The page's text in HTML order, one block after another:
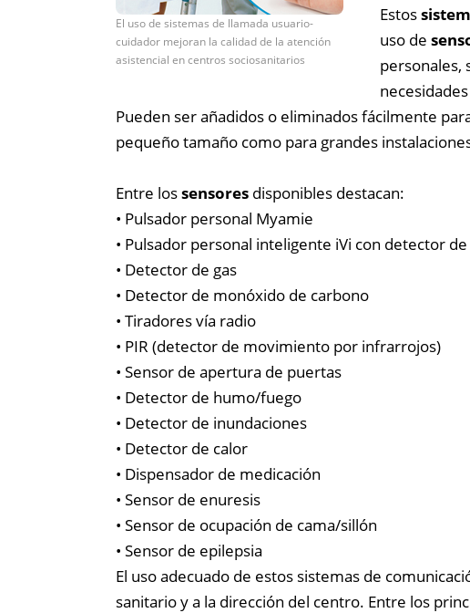
El uso de sistemas de llamada usuario-
cuidador mejoran la calidad de la atención
asistencial en centros sociosanitarios
Estos
uso de
personales,
Pueden ser añadidos o eliminados fácilmente
pequeño tamaño como para grandes
Entre lossensores disponibles destacan:
• Pulsador personal Myamie
• Pulsador personal inteligente iVi con detector de
• Detector de gas
• Detector de monóxido de carbono
• Tiradores vía radio
• PIR (detector de movimiento por infrarrojos)
• Sensor de apertura de puertas
• Detector de humo/fuego
• Detector de inundaciones
• Detector de calor
• Dispensador de medicación
• Sensor de enuresis
• Sensor de ocupación de cama/sillón
• Sensor de epilepsia
El uso adecuado de estos sistemas de
sanitario y a la dirección del centro. Entre los